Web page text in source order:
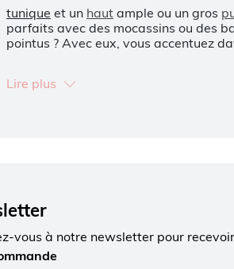
tunique et un haut ample ou un gros
parfaits avec des mocassins ou des
pointus ? Avec eux, vous accentuez
Une fois que vous avez trouvé le jean parfait,
Heureusement, MS Mode propose des jeans
jeans taille haute, des
idéale pour toutes les femmes, y compris celles
Lire plus
vous à notre newsletter pour recevoir